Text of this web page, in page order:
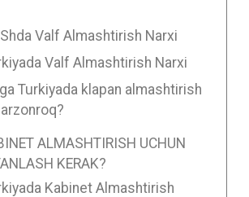
Valf Almashtirish Narxi
Valf Almashtirish Narxi
Turkiyada klapan almashtirish
ALMASHTIRISH UCHUN
KERAK?
Kabinet Almashtirish